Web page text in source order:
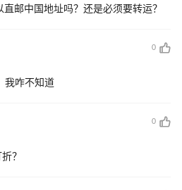
直邮中国地址吗？还是必须要转运？
0
我咋不知道
0
？